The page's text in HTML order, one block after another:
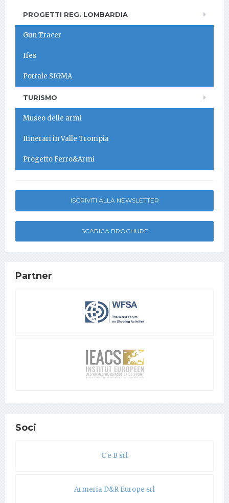
PROGETTI REG. LOMBARDIA
Gun Tracer
Ifes
Portale SIGMA
TURISMO
Museo delle armi
Itinerari in Valle Trompia
Progetto Ferro&Armi
ISCRIVITI ALLA NEWSLETTER
SCARICA BROCHURE
Partner
Soci
C e B srl
Armeria D&R Europe srl